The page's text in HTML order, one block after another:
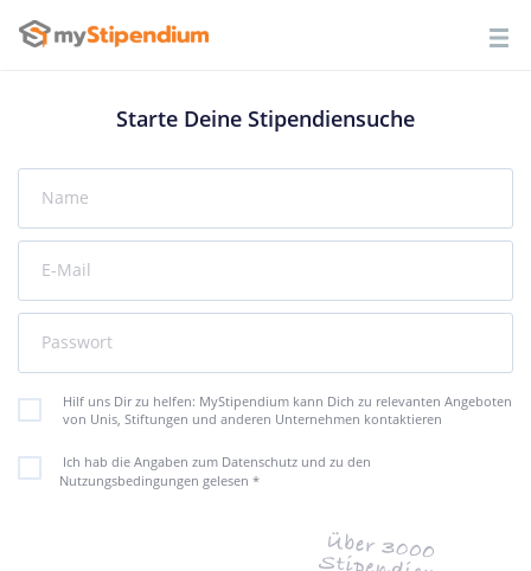
Starte Deine Stipendiensuche
Name
E-Mail
Passwort
Hilf uns Dir zu helfen: MyStipendium kann Dich zu relevanten Angeboten
von Unis, Stiftungen und anderen Unternehmen kontaktieren
Ich hab die Angaben zum Datenschutz und zu den
Nutzungsbedingungen gelesen *